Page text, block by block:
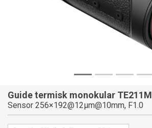
Guide termisk monokular TE211M
Sensor 256×192@12µm@10mm, F1.0